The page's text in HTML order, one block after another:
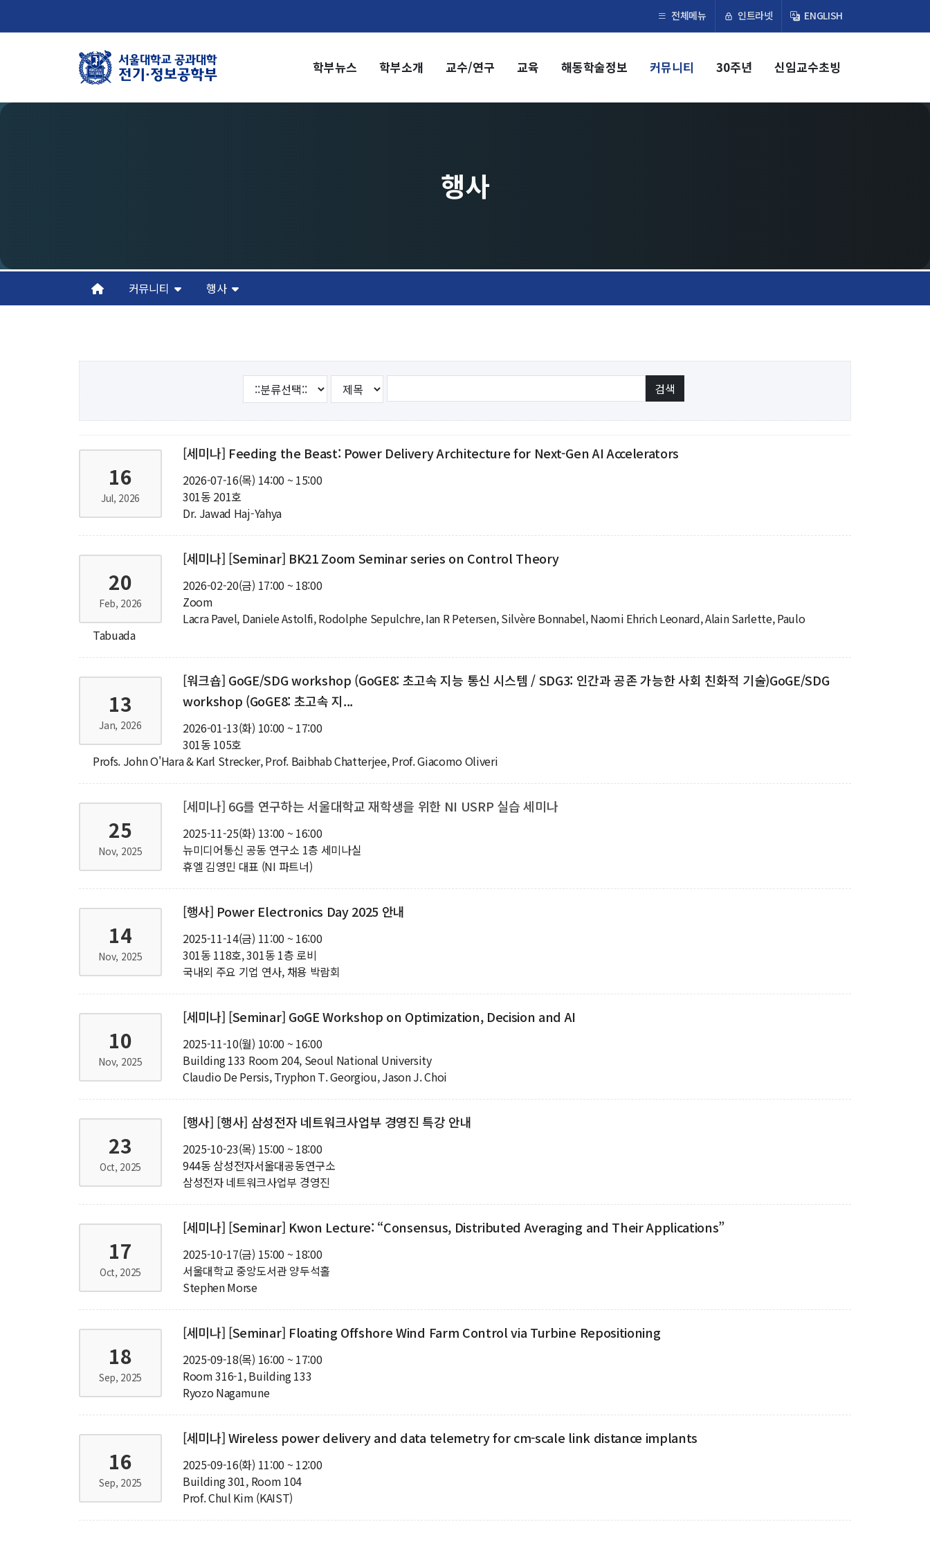
전체메뉴 인트라넷 ENGLISH
학부뉴스 학부소개 교수/연구 교육 해동학술정보 커뮤니티 30주년 신임교수초빙
×
학부뉴스
뉴스
학부소개
학부장 인사말
교수/연구
교수
e-TEC Talks
교육
학부
연합전공 지능형 통신
보유도서
학사
취업ㆍ진로
학부 비전
행사 사진
행사
커뮤니티 행사
16
Jul, 2026
[세미나] Feeding the Beast: Power Delivery Architecture for Next-Gen AI Accelerators
2026-07-16(목) 14:00 ~ 15:00
301동 201호
Dr. Jawad Haj-Yahya
20
Feb, 2026
[세미나] [Seminar] BK21 Zoom Seminar series on Control Theory
2026-02-20(금) 17:00 ~ 18:00
Zoom
Lacra Pavel, Daniele Astolfi, Rodolphe Sepulchre, Ian R Petersen, Silvère Bonnabel, Naomi Ehrich Leonard, Alain Sarlette, Paulo
Tabuada
13
Jan, 2026
[워크숍] GoGE/SDG workshop (GoGE8: 초고속 지능 통신 시스템 / SDG3: 인간과 공존 가능한 사회 친화적 기술)GoGE/SDG
workshop (GoGE8: 초고속 지...
2026-01-13(화) 10:00 ~ 17:00
301동 105호
Profs. John O'Hara & Karl Strecker, Prof. Baibhab Chatterjee, Prof. Giacomo Oliveri
25
Nov, 2025
[세미나] 6G를 연구하는 서울대학교 재학생을 위한 NI USRP 실습 세미나
2025-11-25(화) 13:00 ~ 16:00
뉴미디어통신 공동 연구소 1층 세미나실
휴엘 김영민 대표 (NI 파트너)
14
Nov, 2025
[행사] Power Electronics Day 2025 안내
2025-11-14(금) 11:00 ~ 16:00
301동 118호, 301동 1층 로비
국내외 주요 기업 연사, 채용 박람회
10
Nov, 2025
[세미나] [Seminar] GoGE Workshop on Optimization, Decision and AI
2025-11-10(월) 10:00 ~ 16:00
Building 133 Room 204, Seoul National University
Claudio De Persis, Tryphon T. Georgiou, Jason J. Choi
23
Oct, 2025
[행사] [행사] 삼성전자 네트워크사업부 경영진 특강 안내
2025-10-23(목) 15:00 ~ 18:00
944동 삼성전자서울대공동연구소
삼성전자 네트워크사업부 경영진
17
Oct, 2025
[세미나] [Seminar] Kwon Lecture: “Consensus, Distributed Averaging and Their Applications”
2025-10-17(금) 15:00 ~ 18:00
서울대학교 중앙도서관 양두석홀
Stephen Morse
18
Sep, 2025
[세미나] [Seminar] Floating Offshore Wind Farm Control via Turbine Repositioning
2025-09-18(목) 16:00 ~ 17:00
Room 316-1, Building 133
Ryozo Nagamune
16
Sep, 2025
[세미나] Wireless power delivery and data telemetry for cm-scale link distance implants
2025-09-16(화) 11:00 ~ 12:00
Building 301, Room 104
Prof. Chul Kim (KAIST)